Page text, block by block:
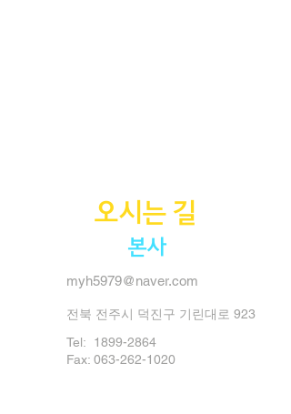
오시는 길
본사
myh5979@naver.com
전북 전주시 덕진구 기린대로 923
Tel: 1899-2864
Fax: 063-262-1020